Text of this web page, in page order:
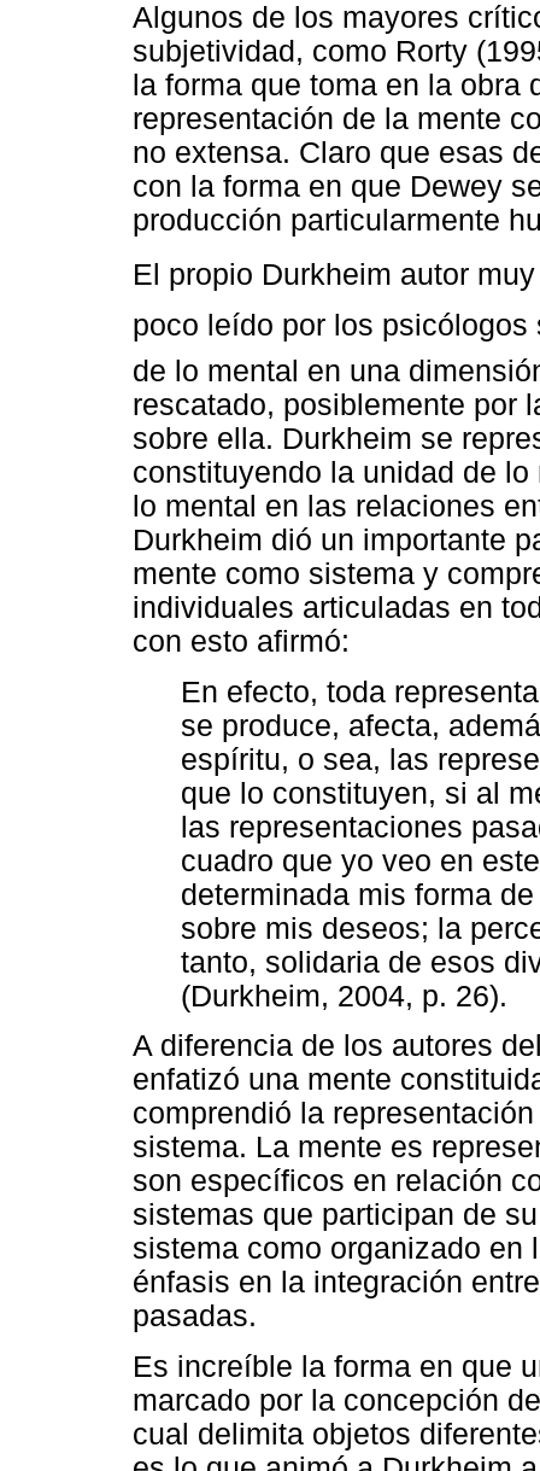
Algunos de los mayores
subjetividad, como Rorty
la forma que toma en la
representación de la mente
no extensa. Claro que esas
con la forma en que Dewey
producción particularmente
El propio Durkheim autor
poco leído por los psicólogos
de lo mental en una
rescatado, posiblemente por
sobre ella. Durkheim se
constituyendo la unidad de
lo mental en las relaciones
Durkheim dió un importante
mente como sistema y
individuales articuladas en
con esto afirmó:
En efecto, toda
se produce, afecta,
espíritu, o sea, las
que lo constituyen, si al
las representaciones
cuadro que yo veo en
determinada mis forma
sobre mis deseos; la
tanto, solidaria de esos
(Durkheim, 2004, p. 26).
A diferencia de los autores
enfatizó una mente
comprendió la
sistema. La mente es
son específicos en relación
sistemas que participan de
sistema como organizado en
énfasis en la integración
pasadas.
Es increíble la forma en que
marcado por la concepción
cual delimita objetos